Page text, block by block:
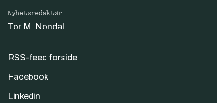
Nyhetsredaktør
Tor M. Nondal
RSS-feed forside
Facebook
Linkedin